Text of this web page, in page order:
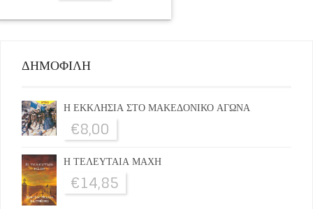
ΔΗΜΟΦΙΛΗ
Η ΕΚΚΛΗΣΙΑ ΣΤΟ ΜΑΚΕΔΟΝΙΚΟ ΑΓΩΝΑ
€8,00
Η ΤΕΛΕΥΤΑΙΑ ΜΑΧΗ
€14,85